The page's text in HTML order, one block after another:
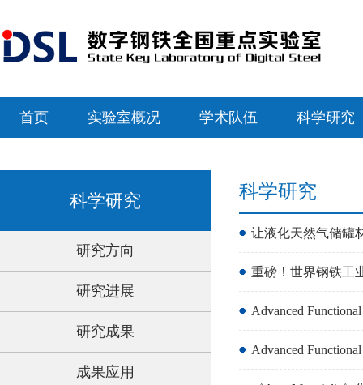
首页 实验室概况 学术队伍 科学研究
科学研究
研究方向
研究进展
研究成果
成果应用
科学研究
让液化天然气储罐
重磅！世界钢铁工
Advanced
Advanced